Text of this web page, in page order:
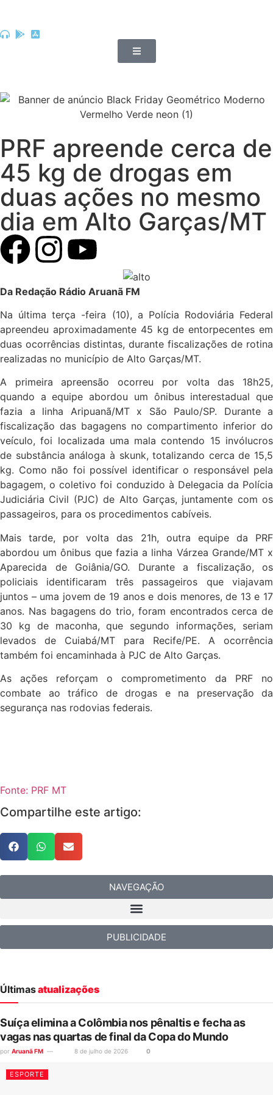
PRF apreende cerca de
45 kg de drogas em
duas ações no mesmo
dia em Alto Garças/MT
Da Redação Rádio Aruanã FM
Na última terça -feira (10), a Polícia Rodoviária Federal
apreendeu aproximadamente 45 kg de entorpecentes em
duas ocorrências distintas, durante fiscalizações de rotina
realizadas no município de Alto Garças/MT.
A primeira apreensão ocorreu por volta das 18h25,
quando a equipe abordou um ônibus interestadual que
fazia a linha Aripuanã/MT x São Paulo/SP. Durante a
fiscalização das bagagens no compartimento inferior do
veículo, foi localizada uma mala contendo 15 invólucros
de substância análoga à skunk, totalizando cerca de 15,5
kg. Como não foi possível identificar o responsável pela
bagagem, o coletivo foi conduzido à Delegacia da Polícia
Judiciária Civil (PJC) de Alto Garças, juntamente com os
passageiros, para os procedimentos cabíveis.
Mais tarde, por volta das 21h, outra equipe da PRF
abordou um ônibus que fazia a linha Várzea Grande/MT x
Aparecida de Goiânia/GO. Durante a fiscalização, os
policiais identificaram três passageiros que viajavam
juntos – uma jovem de 19 anos e dois menores, de 13 e 17
anos. Nas bagagens do trio, foram encontrados cerca de
30 kg de maconha, que segundo informações, seriam
levados de Cuiabá/MT para Recife/PE. A ocorrência
também foi encaminhada à PJC de Alto Garças.
As ações reforçam o comprometimento da PRF no
combate ao tráfico de drogas e na preservação da
segurança nas rodovias federais.
Fonte: PRF MT
Compartilhe este artigo:
NAVEGAÇÃO
PUBLICIDADE
Últimasatualizações
Suíça elimina a Colômbia nos pênaltis e fecha as
vagas nas quartas de final da Copa do Mundo
por Aruanã FM 8 de julho de 2026 0
ESPORTE